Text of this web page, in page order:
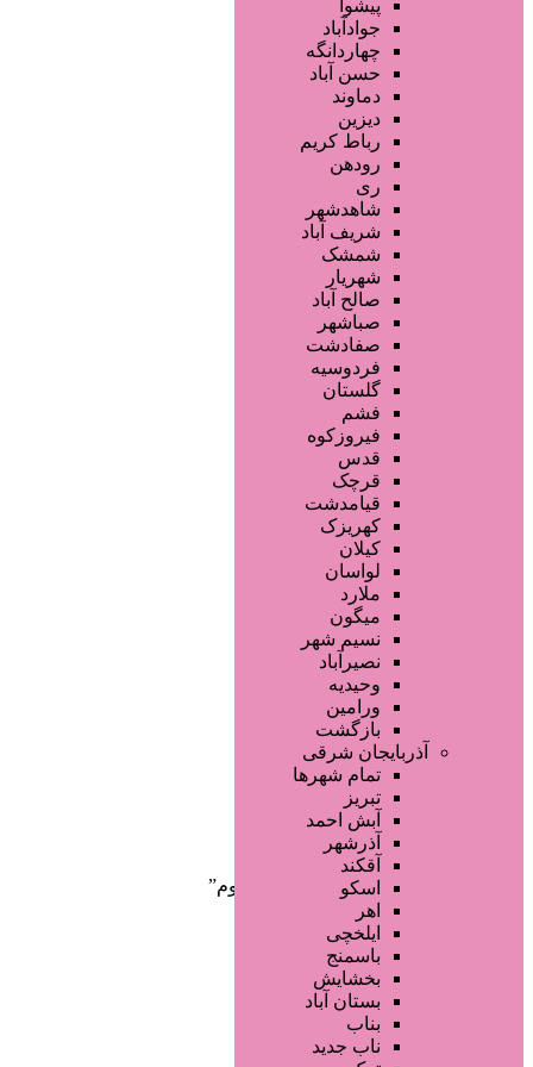
محصولات آرایشی
تجهیزات سالن زیبایی
محصولات پوست
محصولات مو
خدمات دندانپزشکی
سایر خدمات
پیشوا
جوادآباد
چهاردانگه
حسن آباد
دماوند
دیزین
رباط کریم
رودهن
ری
شاهدشهر
شریف آباد
شمشک
شهریار
صالح آباد
صباشهر
صفادشت
فردوسیه
گلستان
فشم
فیروزکوه
قدس
قرچک
قیامدشت
کهریزک
کیلان
لواسان
ملارد
میگون
نسیم شهر
نصیرآباد
وحیدیه
ورامین
بازگشت
آذربایجان شرقی
تمام شهر‌ها
تبریز
آبش احمد
آذرشهر
آقکند
اسکو
اهر
ایلخچی
باسمنج
بخشایش
بستان آباد
بناب
ناب جدید
صفحه اصلی
آگهی انبوه
طراحی سایت
صفحه اختصاصی
لیست سایتهای تبلیغاتی
دسته‌بندی‌ها
/ محصولات برچسب خورده “والیوم”